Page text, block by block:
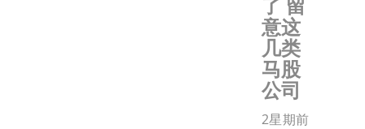
意这
几类
马股
公司
2星期前